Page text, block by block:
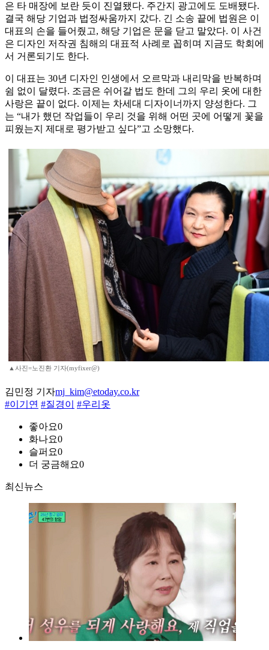
은 타 매장에 보란 듯이 진열됐다. 주간지 광고에도 도배됐다.
결국 해당 기업과 법정싸움까지 갔다. 긴 소송 끝에 법원은 이
대표의 손을 들어줬고, 해당 기업은 문을 닫고 말았다. 이 사건
은 디자인 저작권 침해의 대표적 사례로 꼽히며 지금도 학회에
서 거론되기도 한다.
이 대표는 30년 디자인 인생에서 오르막과 내리막을 반복하며
쉼 없이 달렸다. 조금은 쉬어갈 법도 한데 그의 우리 옷에 대한
사랑은 끝이 없다. 이제는 차세대 디자이너까지 양성한다. 그
는 “내가 했던 작업들이 우리 것을 위해 어떤 곳에 어떻게 꽃을
피웠는지 제대로 평가받고 싶다”고 소망했다.
▲사진=노진환 기자(myfixer@)
김민정 기자mj_kim@etoday.co.kr
#이기연 #질경이 #우리옷
좋아요0
화나요0
슬퍼요0
더 궁금해요0
최신뉴스